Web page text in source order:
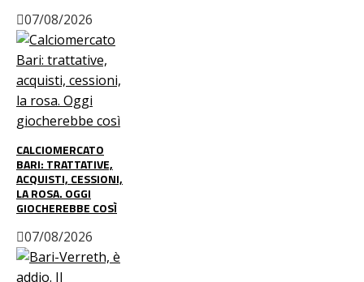
07/08/2026
CALCIOMERCATO
BARI: TRATTATIVE,
ACQUISTI, CESSIONI,
LA ROSA. OGGI
GIOCHEREBBE COSÌ
07/08/2026